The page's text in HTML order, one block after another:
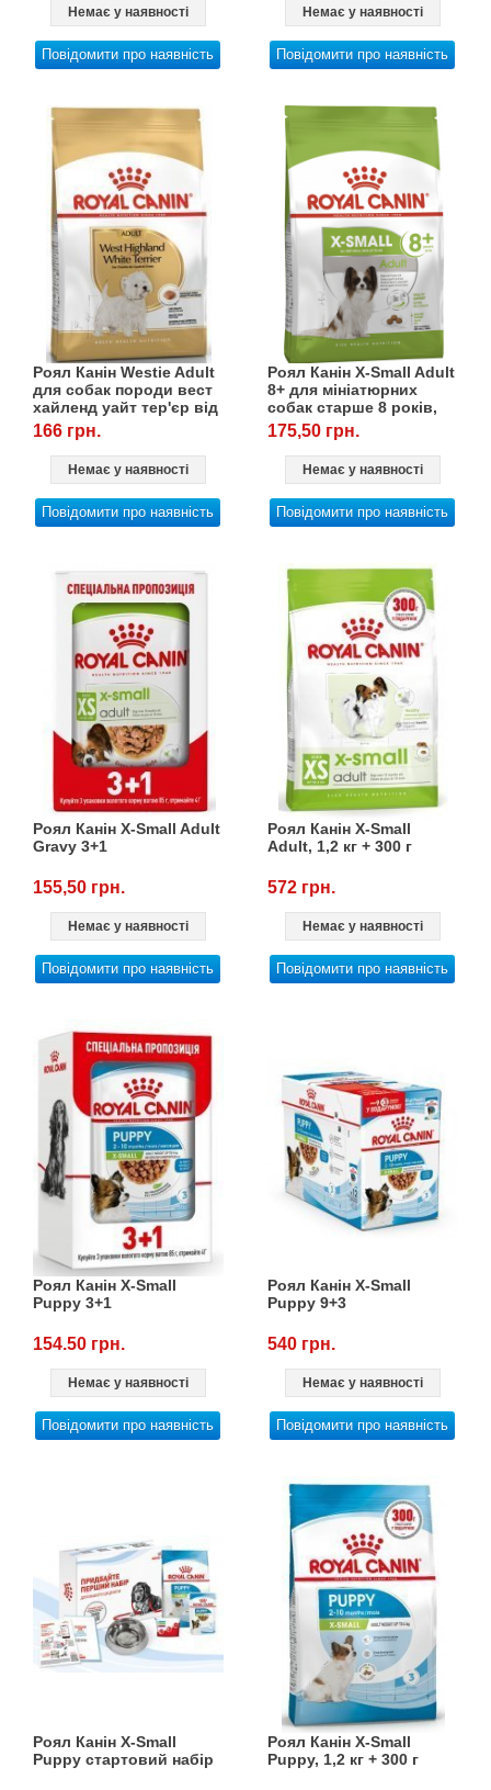
Немає у наявності
Повідомити про наявність
Немає у наявності
Повідомити про наявність
Роял Канін Westie Adult
для собак породи вест
хайленд уайт тер'єр від
10 місяців, 0,5 кг
166 грн.
Немає у наявності
Повідомити про наявність
Роял Канін X-Small Adult
8+ для мініатюрних
собак старше 8 років,
0,5 кг
175,50 грн.
Немає у наявності
Повідомити про наявність
Роял Канін X-Small Adult
Gravy 3+1
155,50 грн.
Немає у наявності
Повідомити про наявність
Роял Канін X-Small
Adult, 1,2 кг + 300 г
572 грн.
Немає у наявності
Повідомити про наявність
Роял Канін X-Small
Puppy 3+1
154.50 грн.
Немає у наявності
Повідомити про наявність
Роял Канін X-Small
Puppy 9+3
540 грн.
Немає у наявності
Повідомити про наявність
Роял Канін X-Small
Puppy стартовий набір
Роял Канін X-Small
Puppy, 1,2 кг + 300 г